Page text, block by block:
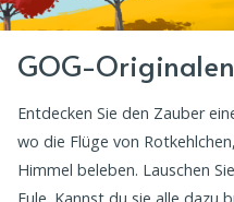
GOG-
Entdecken Sie den Zauber
wo die Flüge von
Himmel beleben. Lauschen